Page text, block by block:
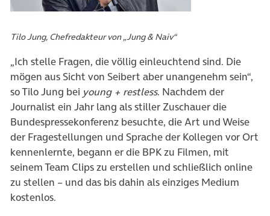
Tilo Jung, Chefredakteur von „Jung & Naiv“
„Ich stelle Fragen, die völlig einleuchtend sind. Die
mögen aus Sicht von Seibert aber unangenehm sein“,
so Tilo Jung bei young + restless. Nachdem der
Journalist ein Jahr lang als stiller Zuschauer die
Bundespressekonferenz besuchte, die Art und Weise
der Fragestellungen und Sprache der Kollegen vor Ort
kennenlernte, begann er die BPK zu Filmen, mit
seinem Team Clips zu erstellen und schließlich online
zu stellen – und das bis dahin als einziges Medium
kostenlos.